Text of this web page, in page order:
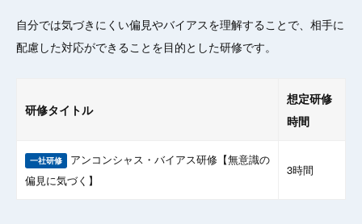
自分では気づきにくい偏見やバイアスを理解することで、相手に
配慮した対応ができることを目的とした研修です。
研修タイトル
想定研修
時間
一社研修 アンコンシャス・バイアス研修【無意識の
偏見に気づく】
3時間